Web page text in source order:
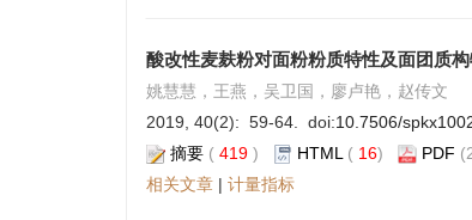
酸改性麦麸粉对面粉粉质特性及面团质
姚慧慧，王燕，吴卫国，廖卢艳，赵传文
2019, 40(2): 59-64. doi:10.7506/
摘要 ( 419 ) HTML ( 16) PDF
相关文章 | 计量指标